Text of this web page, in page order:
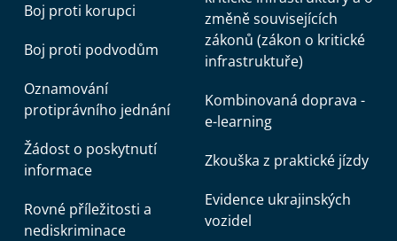
Boj proti korupci
Boj proti podvodům
Oznamování
protiprávního jednání
Žádost o poskytnutí
informace
Rovné příležitosti a
nediskriminace
změně souvisejících
zákonů (zákon o kritické
infrastruktuře)
Kombinovaná doprava -
e-learning
Zkouška z praktické jízdy
Evidence ukrajinských
vozidel